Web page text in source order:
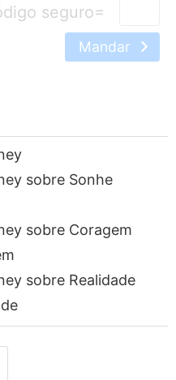
=
Mandar
sobre Sonhe
sobre Coragem
sobre Realidade